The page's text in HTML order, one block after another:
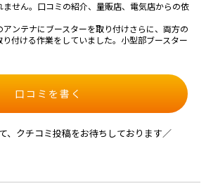
せん。口コミの紹介、量販店、電気店からの依
ンテナにブースターを取り付けさらに、両方の
付ける作業をしていました。小型部ブースター
口コミを書く
、クチコミ投稿をお待ちしております／